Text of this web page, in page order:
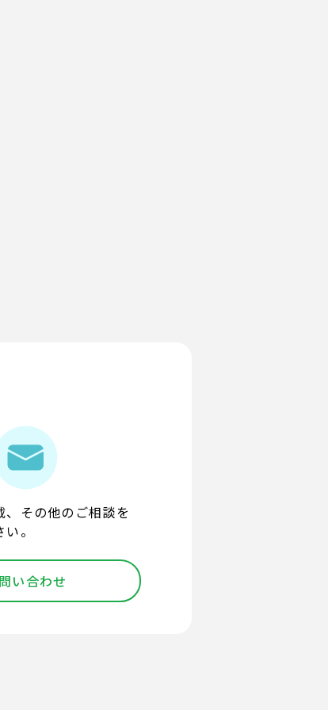
、その他のご相談を
。
い合わせ